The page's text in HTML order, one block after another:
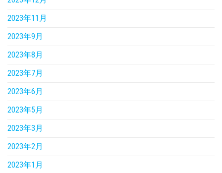
2023年11月
2023年9月
2023年8月
2023年7月
2023年6月
2023年5月
2023年3月
2023年2月
2023年1月